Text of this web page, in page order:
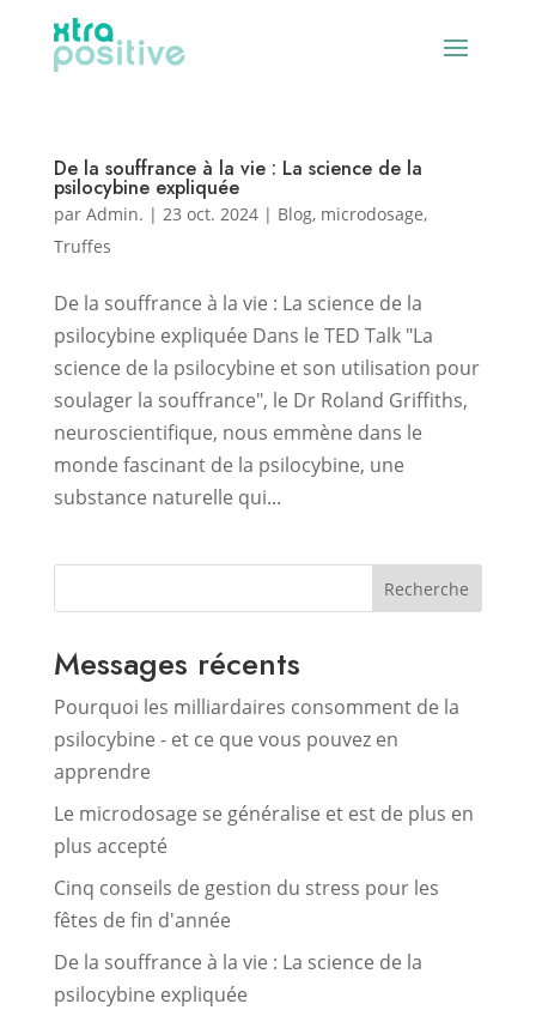
De la souffrance à la vie : La science de la
psilocybine expliquée
par Admin. | 23 oct. 2024| Blog, microdosage,
Truffes
De la souffrance à la vie : La science de la
psilocybine expliquée Dans le TED Talk "La
science de la psilocybine et son utilisation pour
soulager la souffrance", le Dr Roland Griffiths,
neuroscientifique, nous emmène dans le
monde fascinant de la psilocybine, une
substance naturelle qui...
Recherche
Messages récents
Pourquoi les milliardaires consomment de la
psilocybine - et ce que vous pouvez en
apprendre
Le microdosage se généralise et est de plus en
plus accepté
Cinq conseils de gestion du stress pour les
fêtes de fin d'année
De la souffrance à la vie : La science de la
psilocybine expliquée